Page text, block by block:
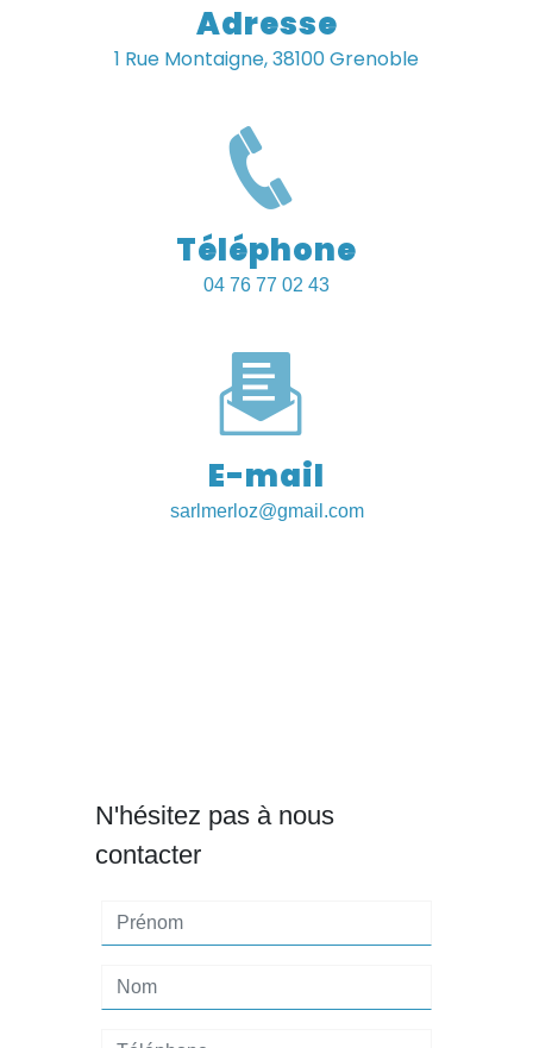
Adresse
1 Rue Montaigne, 38100 Grenoble
Téléphone
04 76 77 02 43
E-mail
sarlmerloz@gmail.com
N'hésitez pas à nous
contacter